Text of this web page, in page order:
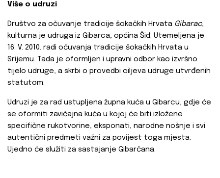
Više o udruzi
Društvo za očuvanje tradicije šokačkih Hrvata Gibarac,
kulturna je udruga iz Gibarca, općina Šid. Utemeljena je
16. V. 2010. radi očuvanja tradicije šokačkih Hrvata u
Srijemu. Tada je oformljen i upravni odbor kao izvršno
tijelo udruge, a skrbi o provedbi ciljeva udruge utvrđenih
statutom.
Udruzi je za rad ustupljena župna kuća u Gibarcu, gdje će
se oformiti zavičajna kuća u kojoj će biti izložene
specifične rukotvorine, eksponati, narodne nošnje i svi
autentični predmeti važni za povijest toga mjesta.
Ujedno će služiti za sastajanje Gibarčana.